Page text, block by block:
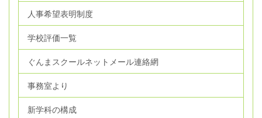
人事希望表明制度
学校評価一覧
ぐんまスクールネットメール連絡網
事務室より
新学科の構成